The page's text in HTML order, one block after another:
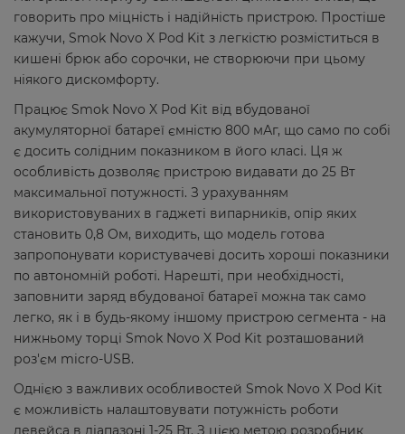
говорить про міцність і надійність пристрою. Простіше
кажучи, Smok Novo X Pod Kit з легкістю розміститься в
кишені брюк або сорочки, не створюючи при цьому
ніякого дискомфорту.
Працює Smok Novo X Pod Kit від вбудованої
акумуляторної батареї ємністю 800 мАг, що само по собі
є досить солідним показником в його класі. Ця ж
особливість дозволяє пристрою видавати до 25 Вт
максимальної потужності. З урахуванням
використовуваних в гаджеті випарників, опір яких
становить 0,8 Ом, виходить, що модель готова
запропонувати користувачеві досить хороші показники
по автономній роботі. Нарешті, при необхідності,
заповнити заряд вбудованої батареї можна так само
легко, як і в будь-якому іншому пристрою сегмента - на
нижньому торці Smok Novo X Pod Kit розташований
роз'єм micro-USB.
Однією з важливих особливостей Smok Novo X Pod Kit
є можливість налаштовувати потужність роботи
девейса в діапазоні 1-25 Вт. З цією метою розробник